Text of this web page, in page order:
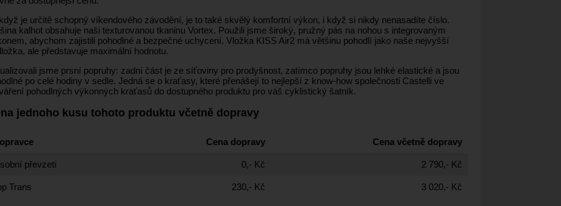
je určitě schopný víkendového závodění, je to také skvělý komfortní výkon, i když si nikdy nenasadíte číslo.
kalhot obsahuje naši texturovanou tkaninu Vortex. Použili jsme široký, pružný pás na nohou s integrovaným
abychom zajistili pohodlné a bezpečné uchycení. Vložka KISS Air2 má většinu pohodlí jako naše nejvyšší
ale představuje maximální hodnotu.
jsme prsní popruhy: zadní část je ze síťoviny pro prodyšnost, zatímco popruhy jsou lehké elastické a jsou
po celé hodiny v sedle. Jedná se o kraťasy, které přenášejí to nejlepší z know-how společnosti Castelli ve
pohodlných výkonných kraťasů do dostupného produktu pro váš cyklistický šatník.
jednoho kusu tohoto produktu včetně dopravy
Cena dopravy Cena včetně dopravy
převzetí 0,- Kč 2 790,- Kč
Trans 230,- Kč 3 020,- Kč